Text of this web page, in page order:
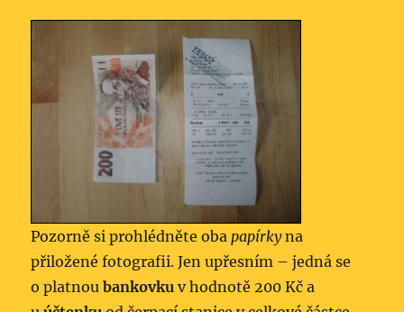
Pozorně si prohlédněte oba papírkyna
přiložené fotografii. Jen upřesním – jedná se
o platnoubankovku v hodnotě 200 Kč a